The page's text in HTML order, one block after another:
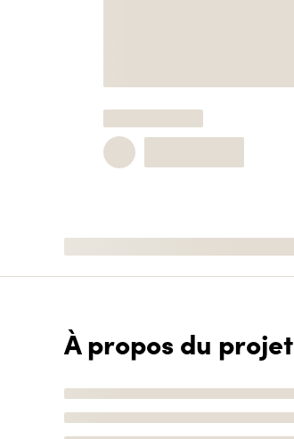
À propos du projet